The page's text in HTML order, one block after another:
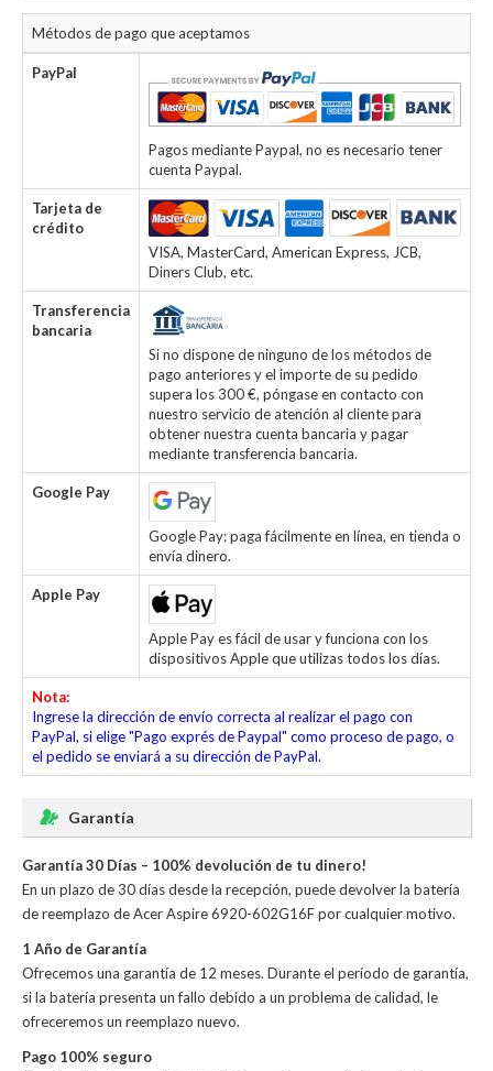
Métodos de pago que aceptamos
PayPal
Pagos mediante Paypal, no es necesario tener
cuenta Paypal.
Tarjeta de
crédito
VISA, MasterCard, American Express, JCB,
Diners Club, etc.
Transferencia
bancaria
Si no dispone de ninguno de los métodos de
pago anteriores y el importe de su pedido
supera los 300 €, póngase en contacto con
nuestro servicio de atención al cliente para
obtener nuestra cuenta bancaria y pagar
mediante transferencia bancaria.
Google Pay
Google Pay: paga fácilmente en línea, en tienda o
envía dinero.
Apple Pay
Apple Pay es fácil de usar y funciona con los
dispositivos Apple que utilizas todos los días.
Nota:
Ingrese la dirección de envío correcta al realizar el pago con
PayPal, si elige "Pago exprés de Paypal" como proceso de pago, o
el pedido se enviará a su dirección de PayPal.
Garantía
Garantía 30 Días – 100% devolución de tu dinero!
En un plazo de 30 días desde la recepción, puede devolver la batería
de reemplazo de Acer Aspire 6920-602G16Fpor cualquier motivo.
1 Año de Garantía
Ofrecemos una garantía de 12 meses. Durante el período de garantía,
si la batería presenta un fallo debido a un problema de calidad, le
ofreceremos un reemplazo nuevo.
Pago 100% seguro